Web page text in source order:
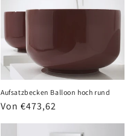
Aufsatzbecken Balloon hoch rund
Normaler
Von €473,62